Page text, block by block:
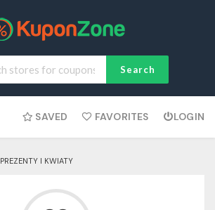
Search
SAVED FAVORITES LOGIN
PREZENTY I KWIATY